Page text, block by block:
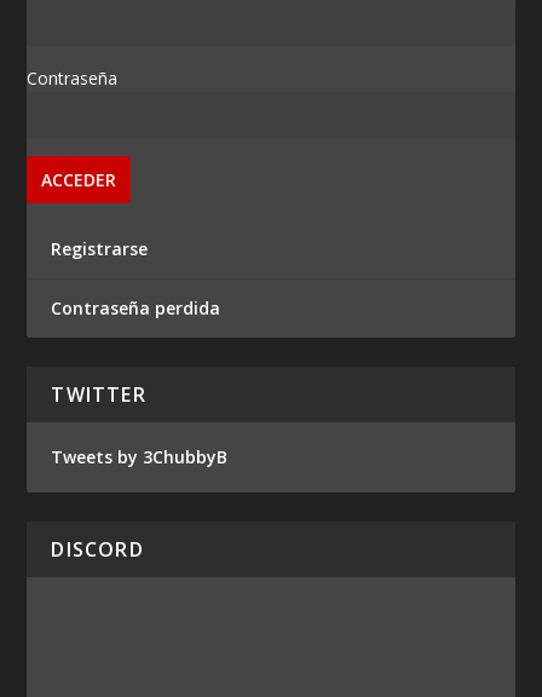
Contraseña
Registrarse
Contraseña perdida
TWITTER
Tweets by 3ChubbyB
DISCORD